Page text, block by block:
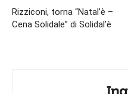
Rizziconi, torna “Natal’è –
Cena Solidale” di Solidal’è